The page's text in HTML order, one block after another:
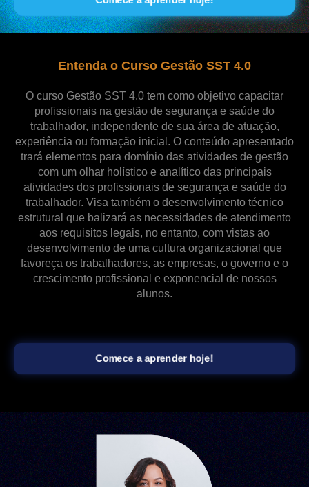
Entenda o Curso Gestão SST 4.0
O curso Gestão SST 4.0 tem como objetivo capacitar
profissionais na gestão de segurança e saúde do
trabalhador, independente de sua área de atuação,
experiência ou formação inicial. O conteúdo apresentado
trará elementos para domínio das atividades de gestão
com um olhar holístico e analítico das principais
atividades dos profissionais de segurança e saúde do
trabalhador. Visa também o desenvolvimento técnico
estrutural que balizará as necessidades de atendimento
aos requisitos legais, no entanto, com vistas ao
desenvolvimento de uma cultura organizacional que
favoreça os trabalhadores, as empresas, o governo e o
crescimento profissional e exponencial de nossos
alunos.
Comece a aprender hoje!